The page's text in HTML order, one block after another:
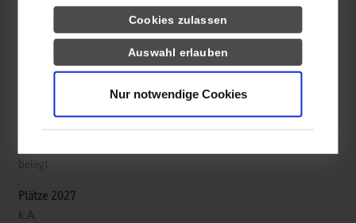
Cookies zulassen
Auswahl erlauben
Nur notwendige Cookies
Sarah Linsin
S.Linsin@franz-morat.com
belegt
k.A.